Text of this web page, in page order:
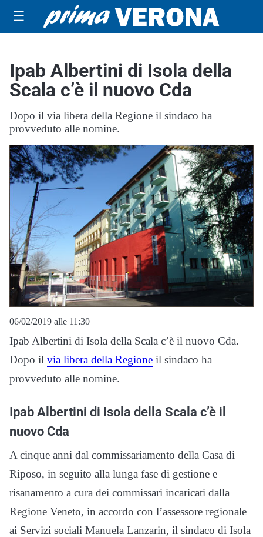
☰
Ipab Albertini di Isola della
Scala c’è il nuovo Cda
Dopo il via libera della Regione il sindaco ha
provveduto alle nomine.
06/02/2019 alle 11:30
Ipab Albertini di Isola della Scala c’è il nuovo Cda.
Dopo il via libera della Regione il sindaco ha
provveduto alle nomine.
Ipab Albertini di Isola della Scala c’è il
nuovo Cda
A cinque anni dal commissariamento della Casa di
Riposo, in seguito alla lunga fase di gestione e
risanamento a cura dei commissari incaricati dalla
Regione Veneto, in accordo con l’assessore regionale
ai Servizi sociali Manuela Lanzarin, il sindaco di Isola